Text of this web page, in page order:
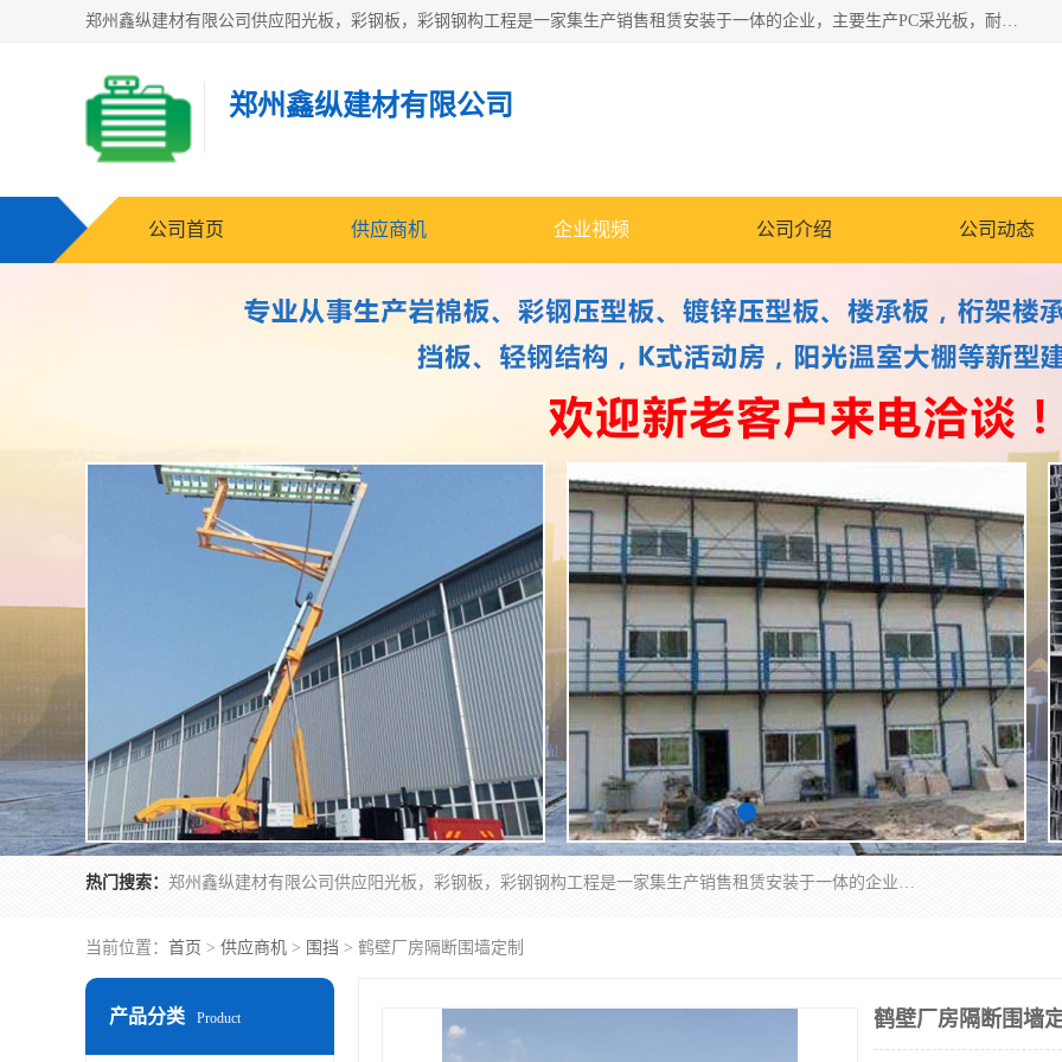
郑州鑫纵建材有限公司供应阳光板，彩钢板，彩钢钢构工程是一家集生产销售租赁安装于一体的企业，主要生产PC采光板，耐力板，仿古琉璃采光板，岩棉板、彩钢压型板、镀锌压型板、桁架楼承板，C、Z型钢檩条、围挡板、轻钢结构，阳光温室大棚等新型建材产品。公司旗下有多台移动式高空压瓦机租赁，承接全国各地业务，专业对外租赁各种型号压瓦机。
郑州鑫纵建材有限公司
公司首页 供应商机 企业视频 公司介绍 公司动态
热门搜索： 郑州鑫纵建材有限公司供应阳光板，彩钢板，彩钢钢构工程是一家集生产销售租赁安装于一体的企业，主要生产PC采光板，耐力板，仿古琉璃采光板，岩棉板、彩钢压型板、镀锌压型板、桁架楼承板，C、Z型钢檩条、围挡板、轻钢结构，阳光温室大棚等新型建材产品。公司旗下有多台移动式高空压瓦机租赁，承接全国各地业务，专业对外租赁各种型号压瓦机。
当前位置： 首页 > 供应商机 > 围挡 > 鹤壁厂房隔断围墙定制
产品分类 Product 鹤壁厂房隔断围墙